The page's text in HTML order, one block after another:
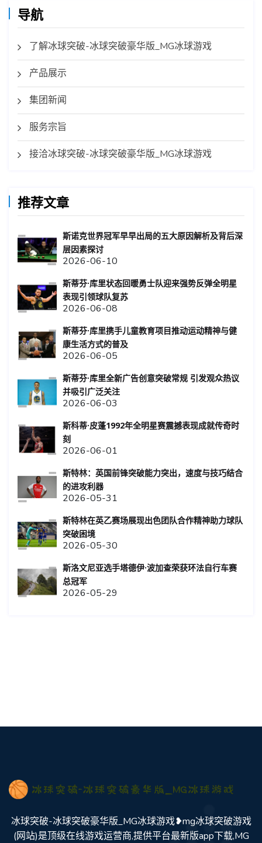
导航
了解冰球突破-冰球突破豪华版_MG冰球游戏
产品展示
集团新闻
服务宗旨
接洽冰球突破-冰球突破豪华版_MG冰球游戏
推荐文章
斯诺克世界冠军早早出局的五大原因解析及背后深
层因素探讨
2026-06-10
斯蒂芬·库里状态回暖勇士队迎来强势反弹全明星
表现引领球队复苏
2026-06-08
斯蒂芬·库里携手儿童教育项目推动运动精神与健
康生活方式的普及
2026-06-05
斯蒂芬·库里全新广告创意突破常规 引发观众热议
并吸引广泛关注
2026-06-03
斯科蒂·皮蓬1992年全明星赛震撼表现成就传奇时
刻
2026-06-01
斯特林：英国前锋突破能力突出，速度与技巧结合
的进攻利器
2026-05-31
斯特林在英乙赛场展现出色团队合作精神助力球队
突破困境
2026-05-30
斯洛文尼亚选手塔德伊·波加查荣获环法自行车赛
总冠军
2026-05-29
冰球突破-冰球突破豪华版_MG冰球游戏❥mg冰球突破游戏
(网站)是顶级在线游戏运营商,提供平台最新版app下载,MG